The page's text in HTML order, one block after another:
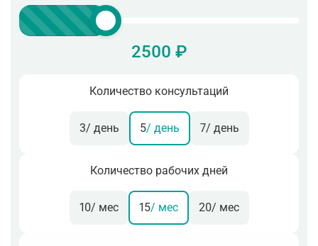
2500 ₽
Количество консультаций
3/ день 5/ день 7/ день
Количество рабочих дней
10/ мес 15/ мес 20/ мес